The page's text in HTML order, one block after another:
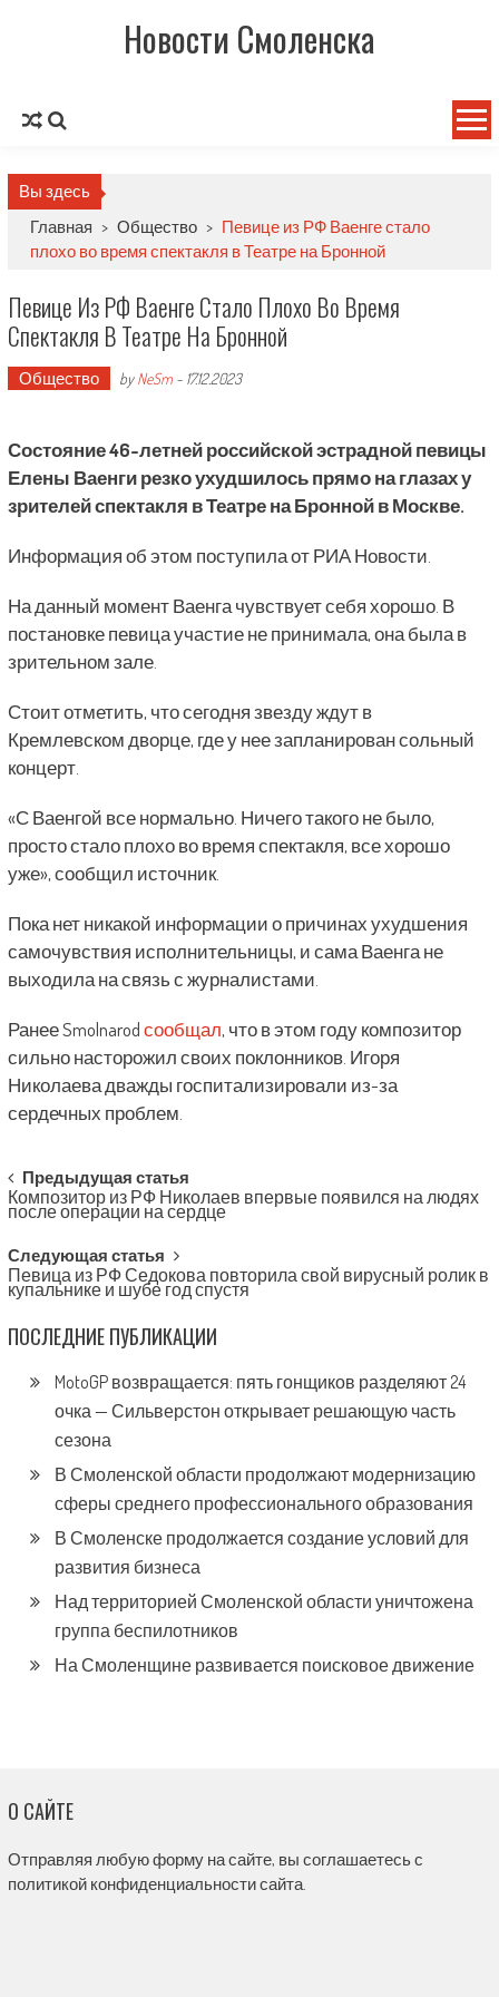
Новости Смоленска
Вы здесь
Главная > Общество > Певице из РФ Ваенге стало
плохо во время спектакля в Театре на Бронной
Певице Из РФ Ваенге Стало Плохо Во Время
Спектакля В Театре На Бронной
Общество byNeSm- 17.12.2023
Состояние 46-летней российской эстрадной певицы
Елены Ваенги резко ухудшилось прямо на глазах у
зрителей спектакля в Театре на Бронной в Москве.
Информация об этом поступила от РИА Новости.
На данный момент Ваенга чувствует себя хорошо. В
постановке певица участие не принимала, она была в
зрительном зале.
Стоит отметить, что сегодня звезду ждут в
Кремлевском дворце, где у нее запланирован сольный
концерт.
«С Ваенгой все нормально. Ничего такого не было,
просто стало плохо во время спектакля, все хорошо
уже», сообщил источник.
Пока нет никакой информации о причинах ухудшения
самочувствия исполнительницы, и сама Ваенга не
выходила на связь с журналистами.
Ранее Smolnarodсообщал, что в этом году композитор
сильно насторожил своих поклонников. Игоря
Николаева дважды госпитализировали из-за
сердечных проблем.
Post
navigation
Предыдущая статья
Композитор из РФ Николаев впервые появился на людях
после операции на сердце
Следующая статья
Певица из РФ Седокова повторила свой вирусный ролик в
купальнике и шубе год спустя
ПОСЛЕДНИЕ ПУБЛИКАЦИИ
MotoGP возвращается: пять гонщиков разделяют 24
очка — Сильверстон открывает решающую часть
сезона
В Смоленской области продолжают модернизацию
сферы среднего профессионального образования
В Смоленске продолжается создание условий для
развития бизнеса
Над территорией Смоленской области уничтожена
группа беспилотников
На Смоленщине развивается поисковое движение
О САЙТЕ
Отправляя любую форму на сайте, вы соглашаетесь с
политикой конфиденциальности сайта.